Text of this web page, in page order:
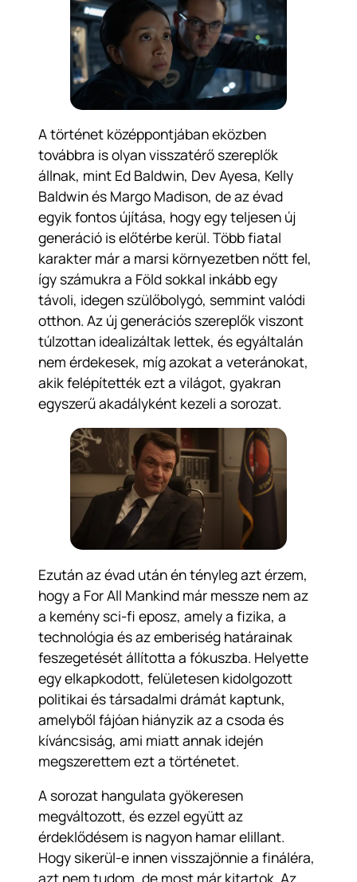
A történet középpontjában eközben
továbbra is olyan visszatérő szereplők
állnak, mint Ed Baldwin, Dev Ayesa, Kelly
Baldwin és Margo Madison, de az évad
egyik fontos újítása, hogy egy teljesen új
generáció is előtérbe kerül. Több fiatal
karakter már a marsi környezetben nőtt fel,
így számukra a Föld sokkal inkább egy
távoli, idegen szülőbolygó, semmint valódi
otthon. Az új generációs szereplők viszont
túlzottan idealizáltak lettek, és egyáltalán
nem érdekesek, míg azokat a veteránokat,
akik felépítették ezt a világot, gyakran
egyszerű akadályként kezeli a sorozat.
Ezután az évad után én tényleg azt érzem,
hogy a For All Mankind már messze nem az
a kemény sci-fi eposz, amely a fizika, a
technológia és az emberiség határainak
feszegetését állította a fókuszba. Helyette
egy elkapkodott, felületesen kidolgozott
politikai és társadalmi drámát kaptunk,
amelyből fájóan hiányzik az a csoda és
kíváncsiság, ami miatt annak idején
megszerettem ezt a történetet.
A sorozat hangulata gyökeresen
megváltozott, és ezzel együtt az
érdeklődésem is nagyon hamar elillant.
Hogy sikerül-e innen visszajönnie a fináléra,